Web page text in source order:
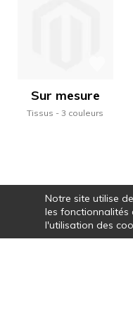
Sur mesure
Tissus 3 couleurs
Notre site utilise
les fonctionnalités
l'utilisation des